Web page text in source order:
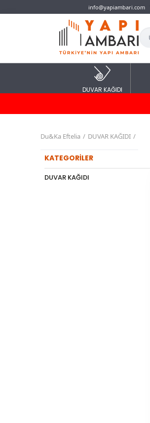
info@yapiambari.com
DUVAR KAĞIDI
Du&Ka Eftelia DUVAR KAĞIDI
KATEGORİLER
DUVAR KAĞIDI